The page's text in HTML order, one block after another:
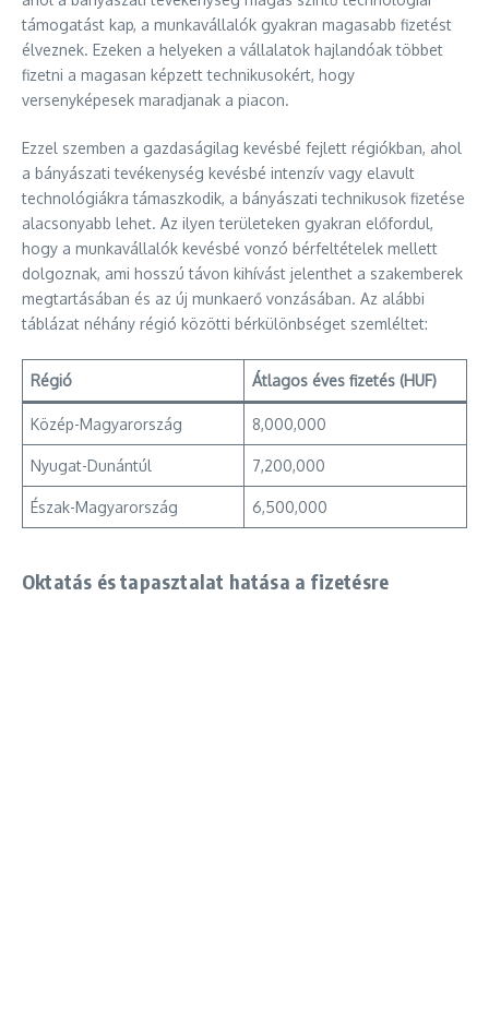
támogatást kap, a munkavállalók gyakran magasabb fizetést
élveznek. Ezeken a helyeken a vállalatok hajlandóak többet
fizetni a magasan képzett technikusokért, hogy
versenyképesek maradjanak a piacon.
Ezzel szemben a gazdaságilag kevésbé fejlett régiókban, ahol
a bányászati tevékenység kevésbé intenzív vagy elavult
technológiákra támaszkodik, a bányászati technikusok fizetése
alacsonyabb lehet. Az ilyen területeken gyakran előfordul,
hogy a munkavállalók kevésbé vonzó bérfeltételek mellett
dolgoznak, ami hosszú távon kihívást jelenthet a szakemberek
megtartásában és az új munkaerő vonzásában. Az alábbi
táblázat néhány régió közötti bérkülönbséget szemléltet:
Régió Átlagos éves fizetés (HUF)
Közép-Magyarország 8,000,000
Nyugat-Dunántúl 7,200,000
Észak-Magyarország 6,500,000
Oktatás és tapasztalat hatása a fizetésre